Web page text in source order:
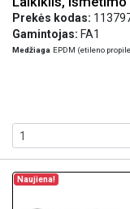
Prekės kodas:
Gamintojas: FA1
Medžiaga EPDM (etileno
Naujiena!